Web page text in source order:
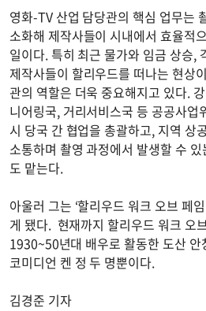
영화-TV 산업 담당관의 핵심 업무는
소화해 제작사들이 시내에서 효율적
일이다. 특히 최근 물가와 임금 상승,
제작사들이 할리우드를 떠나는 현상
관의 역할은 더욱 중요해지고 있다.
니어링국, 거리서비스국 등 공공사업
시 당국 간 협업을 총괄하고, 지역 상
소통하며 촬영 과정에서 발생할 수
도 맡는다.
아울러 그는 ‘할리우드 워크 오브 페
게 됐다. 현재까지 할리우드 워크 오
1930~50년대 배우로 활동한 도산
코미디언 켄 정 두 명뿐이다.
김경준 기자